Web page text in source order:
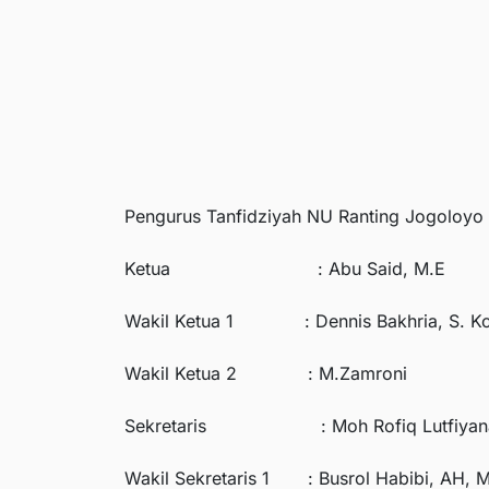
Pengurus Tanfidziyah NU Ranting Jogoloyo
Ketua : Abu Said, M.E
Wakil Ketua 1 : Dennis Bakhria, S.
Wakil Ketua 2 : M.Zamroni
Sekretaris : Moh Rofiq
Wakil Sekretaris 1 : Busrol Habibi, AH,